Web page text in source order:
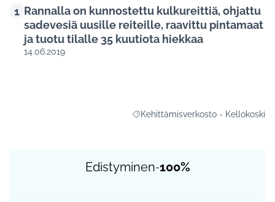
1 Rannalla on kunnostettu kulkureittiä, ohjattu
sadevesiä uusille reiteille, raavittu pintamaat
ja tuotu tilalle 35 kuutiota hiekkaa
14.06.2019
Rajaa tulokset aihepiirin mukaan:
Kehittämisverkosto - Kellokoski
Edistyminen-100%